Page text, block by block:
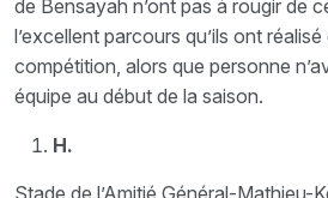
de Bensayah n’ont pas à rougir de
l’excellent parcours qu’ils ont réalisé
compétition, alors que personne
équipe au début de la saison.
H.
Stade de l’Amitié Général-Mathieu-